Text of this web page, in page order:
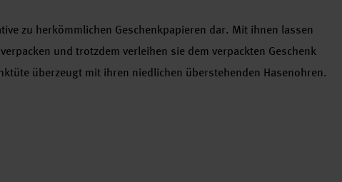
zu herkömmlichen Geschenkpapieren dar. Mit ihnen lassen
und trotzdem verleihen sie dem verpackten Geschenk
überzeugt mit ihren niedlichen überstehenden Hasenohren.